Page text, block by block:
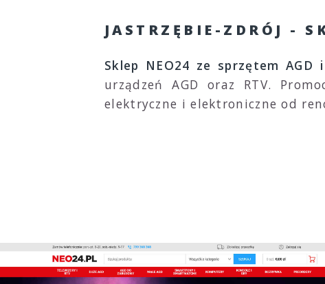
JASTRZĘBIE-ZDRÓJ -
Sklep NEO24 ze sprzętem AGD
urządzeń AGD oraz RTV.
elektryczne i elektroniczne od